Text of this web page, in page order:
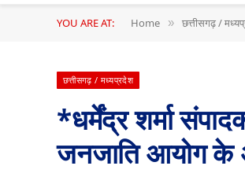
YOU ARE AT: Home » छत्तीसगढ़ /
छत्तीसगढ़ / मध्यप्रदेश
*धर्मेंद्र शर्मा
जनजाति आयोग के